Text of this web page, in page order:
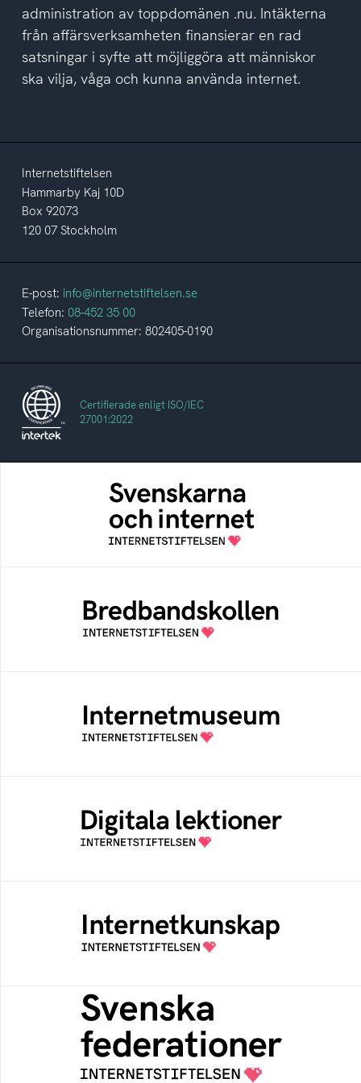
administration av toppdomänen .nu. Intäkterna
från affärsverksamheten finansierar en rad
satsningar i syfte att möjliggöra att människor
ska vilja, våga och kunna använda internet.
Internetstiftelsen
Hammarby Kaj 10D
Box 92073
120 07 Stockholm
E-post: info@internetstiftelsen.se
Telefon: 08-452 35 00
Organisationsnummer: 802405-0190
Certifierade enligt ISO/IEC
27001:2022
Svenskarna och internet
En årlig studie av svenska folkets
internetvanor
Bredbandskollen är ett oberoende
konsumentverktyg som drivs av
Internetstiftelsen
Ett digitalt museum som byggts, och kureras
av Internetstiftelsen
Öppen digital lärresurs med färdiga lektioner
för alla stadier i grundskolan
Samlad kunskap som hjälper dig att bli en
säker och medveten internetanvändare
Svenska federationer
Grunden för medlemskap i en sektors- eller
kontextspecifik federation